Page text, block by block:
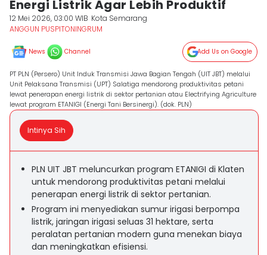
Energi Listrik Agar Lebih Produktif
12 Mei 2026, 03:00 WIB Kota Semarang
ANGGUN PUSPITONINGRUM
News Channel Add Us on Google
PT PLN (Persero) Unit Induk Transmisi Jawa Bagian Tengah (UIT JBT) melalui
Unit Pelaksana Transmisi (UPT) Salatiga mendorong produktivitas petani
lewat penerapan energi listrik di sektor pertanian atau Electrifying Agriculture
lewat program ETANIGI (Energi Tani Bersinergi). (dok. PLN)
Intinya Sih
PLN UIT JBT meluncurkan program ETANIGI di Klaten
untuk mendorong produktivitas petani melalui
penerapan energi listrik di sektor pertanian.
Program ini menyediakan sumur irigasi berpompa
listrik, jaringan irigasi seluas 31 hektare, serta
peralatan pertanian modern guna menekan biaya
dan meningkatkan efisiensi.